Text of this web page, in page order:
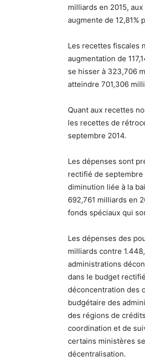
milliards en 2015,
augmente de 12,81%
Les recettes fiscales
augmentation de
se hisser à 323,706
atteindre 701,306
Quant aux recettes
les recettes de
septembre 2014.
Les dépenses sont
rectifié de septembre
diminution liée à la
692,761 milliards en
fonds spéciaux qui
Les dépenses des
milliards contre
administrations
dans le budget
déconcentration des
budgétaire des
des régions de
coordination et de
certains ministères
décentralisation.